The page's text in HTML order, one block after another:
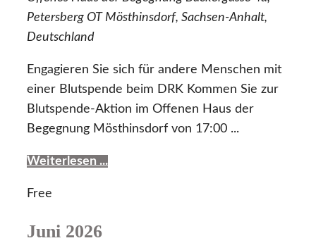
Petersberg OT Mösthinsdorf, Sachsen-Anhalt,
Deutschland
Engagieren Sie sich für andere Menschen mit
einer Blutspende beim DRK Kommen Sie zur
Blutspende-Aktion im Offenen Haus der
Begegnung Mösthinsdorf von 17:00 ...
Weiterlesen ...
Free
Juni 2026